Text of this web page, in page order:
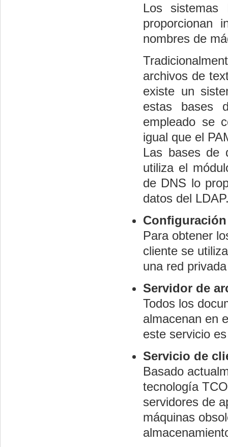
Los sistemas
proporcionan
nombres de
archivos de
existe un
estas bases
empleado se
igual que el
Las bases de
utiliza el
de DNS lo
datos del
Para obtener
cliente se
una red
Servidor de
Todos los
almacenan en
este servicio
Servicio de
Basado
tecnología
servidores de
máquinas